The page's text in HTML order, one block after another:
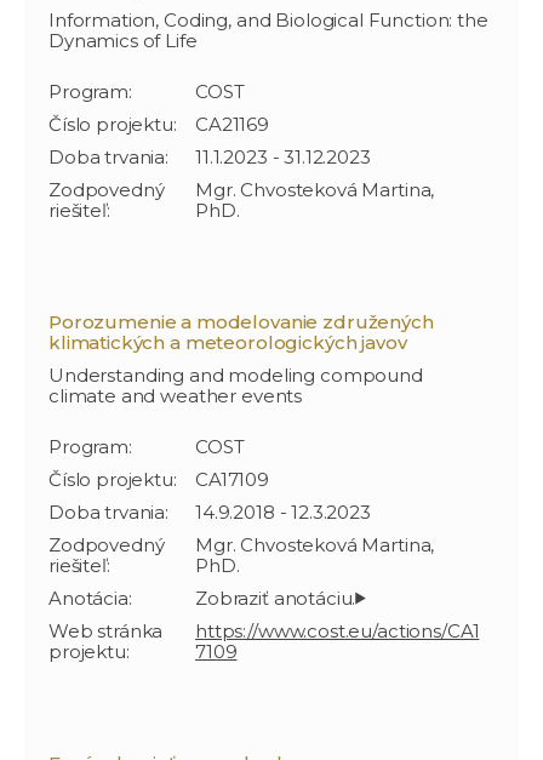
Information, Coding, and Biological Function: the
Dynamics of Life
Program:
COST
Číslo projektu:
CA21169
Doba trvania:
11.1.2023 - 31.12.2023
Zodpovedný
riešiteľ:
Mgr. Chvosteková Martina,
PhD.
Porozumenie a modelovanie združených
klimatických a meteorologických javov
Understanding and modeling compound
climate and weather events
Program:
COST
Číslo projektu:
CA17109
Doba trvania:
14.9.2018 - 12.3.2023
Zodpovedný
riešiteľ:
Mgr. Chvosteková Martina,
PhD.
Anotácia:
Web stránka
projektu:
https://www.cost.eu/actions/CA1
7109